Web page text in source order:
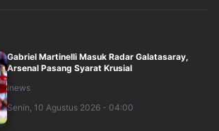
Gabriel Martinelli Masuk Radar Galatasaray,
Arsenal Pasang Syarat Krusial
inews
Senin, 10 Agustus 2026 - 04:00